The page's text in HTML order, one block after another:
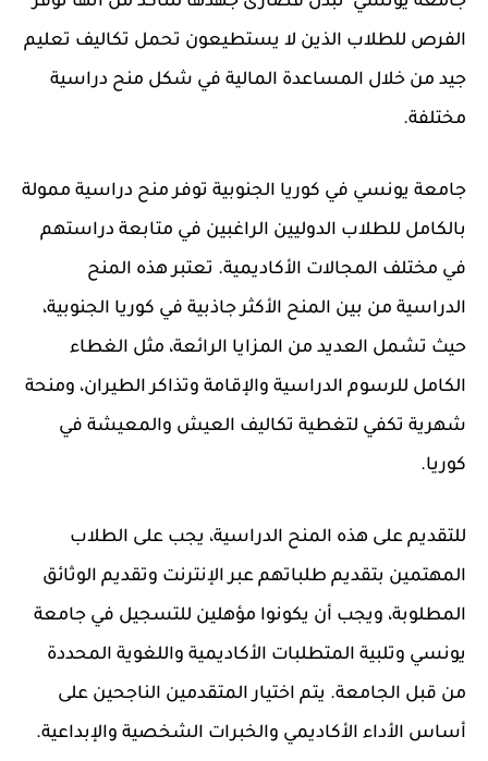
الفرص للطلاب الذين لا يستطيعون تحمل تكاليف تعليم
جيد من خلال المساعدة المالية في شكل منح دراسية
مختلفة.
جامعة يونسي في كوريا الجنوبية توفر منح دراسية ممولة
بالكامل للطلاب الدوليين الراغبين في متابعة دراستهم
في مختلف المجالات الأكاديمية. تعتبر هذه المنح
الدراسية من بين المنح الأكثر جاذبية في كوريا الجنوبية،
حيث تشمل العديد من المزايا الرائعة، مثل الغطاء
الكامل للرسوم الدراسية والإقامة وتذاكر الطيران، ومنحة
شهرية تكفي لتغطية تكاليف العيش والمعيشة في
كوريا.
للتقديم على هذه المنح الدراسية، يجب على الطلاب
المهتمين بتقديم طلباتهم عبر الإنترنت وتقديم الوثائق
المطلوبة، ويجب أن يكونوا مؤهلين للتسجيل في جامعة
يونسي وتلبية المتطلبات الأكاديمية واللغوية المحددة
من قبل الجامعة. يتم اختيار المتقدمين الناجحين على
أساس الأداء الأكاديمي والخبرات الشخصية والإبداعية.